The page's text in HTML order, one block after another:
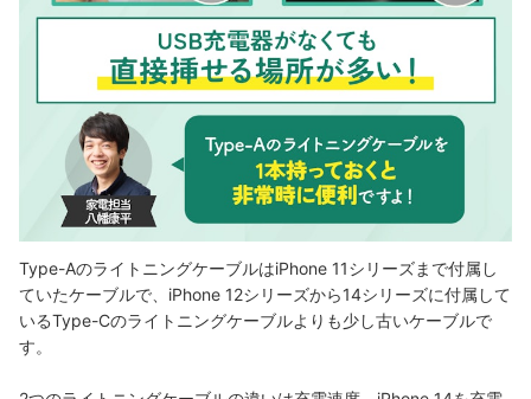
Type-AのライトニングケーブルはiPhone 11シリーズまで付属し
ていたケーブルで、iPhone 12シリーズから14シリーズに付属して
いるType-Cのライトニングケーブルよりも少し古いケーブルで
す。